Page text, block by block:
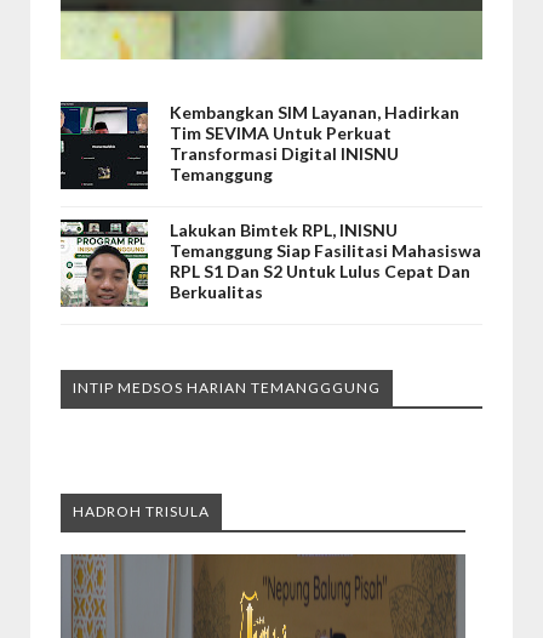
Kembangkan SIM Layanan, Hadirkan
Tim SEVIMA Untuk Perkuat
Transformasi Digital INISNU
Temanggung
Lakukan Bimtek RPL, INISNU
Temanggung Siap Fasilitasi Mahasiswa
RPL S1 Dan S2 Untuk Lulus Cepat Dan
Berkualitas
INTIP MEDSOS HARIAN TEMANGGGUNG
HADROH TRISULA